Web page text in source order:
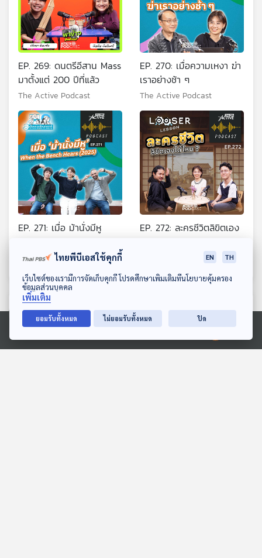
ดาวน์โหลด Thai PBS Podcast Application
Ⓒ 2020 องค์การกระจายเสียงและแพร่ภาพสาธารณะแห่งประเทศไทย
EP. 269: ดนตรีอีสาน Mass
มาตั้งแต่ 200 ปีที่แล้ว
The Active Podcast
EP. 270: เมื่อความเหงา ฆ่า
เราอย่างช้า ๆ
The Active Podcast
EP. 271: เมื่อ ม้านั่งมีหู
(2025)
The Active Podcast
EP. 272: ละครชีวิตลิขิตเอง
The Active Podcast
ตอนที่เกี่ยวข้อง
ไทยพีบีเอสใช้คุกกี้ EN TH
เว็บไซต์ของเรามีการจัดเก็บคุกกี้ โปรดศึกษาเพิ่มเติมที่นโยบายคุ้มครอง
ข้อมูลส่วนบุคคล
เพิ่มเติม
ยอมรับทั้งหมด ไม่ยอมรับทั้งหมด ปิด